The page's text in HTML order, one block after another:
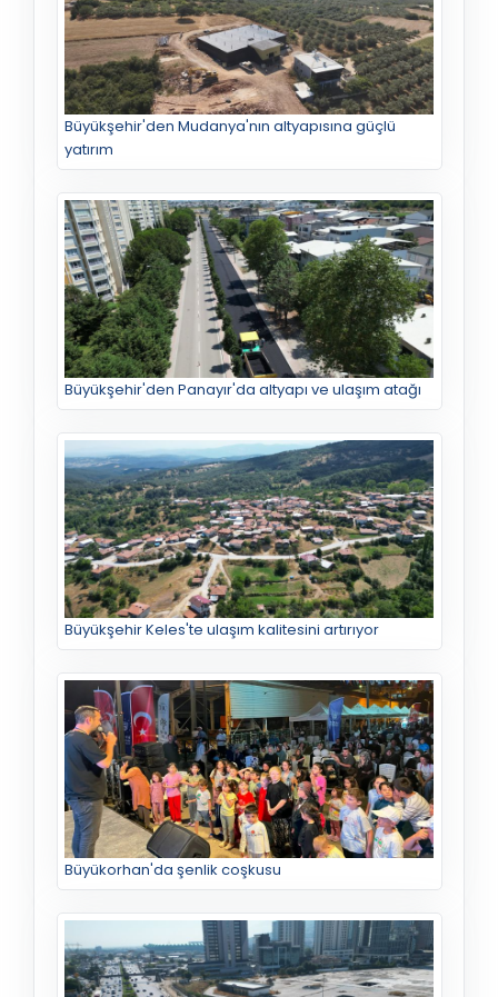
Büyükşehir'den Mudanya'nın altyapısına güçlü
yatırım
Büyükşehir'den Panayır'da altyapı ve ulaşım atağı
Büyükşehir Keles'te ulaşım kalitesini artırıyor
Büyükorhan'da şenlik coşkusu